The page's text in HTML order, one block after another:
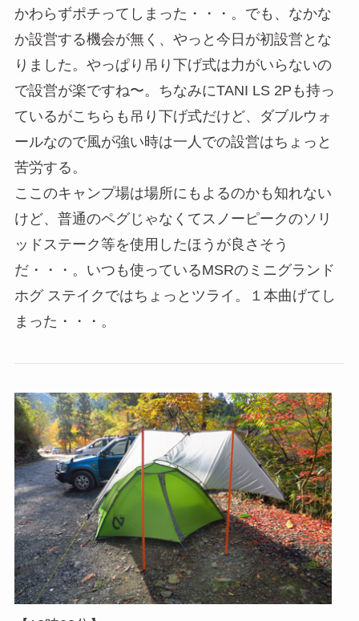
かわらずポチってしまった・・・。でも、なかな
か設営する機会が無く、やっと今日が初設営とな
りました。やっぱり吊り下げ式は力がいらないの
で設営が楽ですね〜。ちなみにTANI LS 2Pも持っ
ているがこちらも吊り下げ式だけど、ダブルウォ
ールなので風が強い時は一人での設営はちょっと
苦労する。
ここのキャンプ場は場所にもよるのかも知れない
けど、普通のペグじゃなくてスノーピークのソリ
ッドステーク等を使用したほうが良さそう
だ・・・。いつも使っているMSRのミニグランド
ホグ ステイクではちょっとツライ。１本曲げてし
まった・・・。